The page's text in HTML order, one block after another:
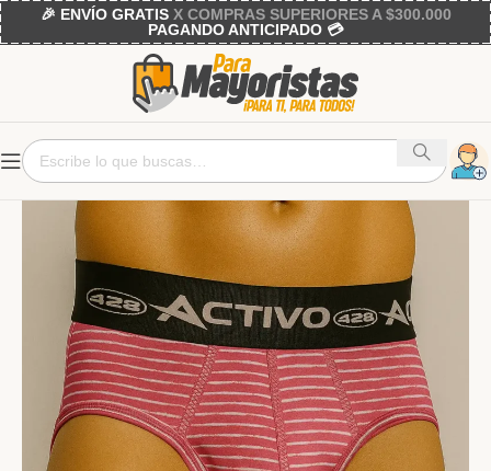
🎉 ENVÍO GRATISX COMPRAS SUPERIORES A $300.000
PAGANDO ANTICIPADO 💳